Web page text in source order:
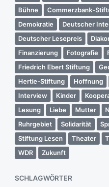
Bühne
Commerzbank-
Demokratie
Deutscher
Deutscher Lesepreis
Finanzierung
Fotografie
Friedrich Ebert Stiftung
Hertie-Stiftung
Hoffnung
Interview
Kinder
Lesung
Liebe Mutter
Ruhrgebiet
Solidarität
Stiftung Lesen
Theater
WDR
Zukunft
SCHLAGWÖRTER